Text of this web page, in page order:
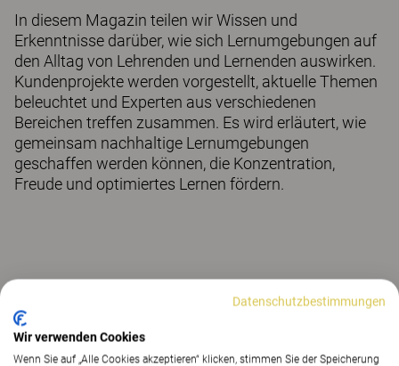
In diesem Magazin teilen wir Wissen und
Erkenntnisse darüber, wie sich Lernumgebungen auf
den Alltag von Lehrenden und Lernenden auswirken.
Kundenprojekte werden vorgestellt, aktuelle Themen
beleuchtet und Experten aus verschiedenen
Bereichen treffen zusammen. Es wird erläutert, wie
gemeinsam nachhaltige Lernumgebungen
geschaffen werden können, die Konzentration,
Freude und optimiertes Lernen fördern.
Datenschutzbestimmungen
Wir verwenden Cookies
Wenn Sie auf „Alle Cookies akzeptieren“ klicken, stimmen Sie der Speicherung